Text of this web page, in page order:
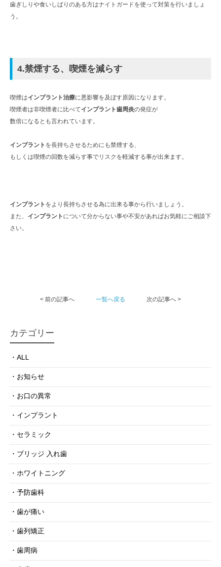
歯ぎしりや食いしばりのある方はナイトガードを使って対策を行いましょ
う。
4.禁煙する、喫煙を減らす
喫煙はインプラント治療に悪影響を及ぼす原因になります。
喫煙者は非喫煙者に比べてインプラント歯周炎の発症が
数倍になるとも言われています。
インプラント を長持ちさせるためにも禁煙する、
もしくは喫煙の回数を減らす事でリスクを軽減する事が出来ます。
インプラント をより長持ちさせる為に出来る事から行いましょう。
また、 インプラント について分からない事や不安があればお気軽にご相談下
さい。
< 前の記事へ 一覧へ戻る 次の記事へ >
カテゴリー
ALL
お知らせ
お口の異常
インプラント
セラミック
ブリッジ 入れ歯
ホワイトニング
予防歯科
歯が痛い
歯列矯正
歯周病